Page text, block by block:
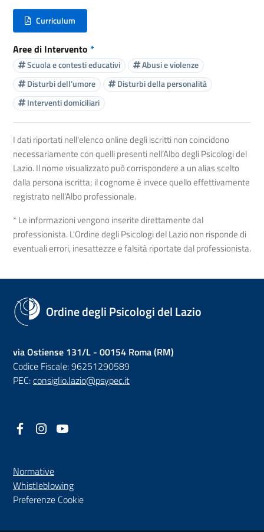
Curriculum
(nuova scheda - new tab)
Aree di Intervento *
Scuola e contesti educativi
Abusi e violenze
Disturbi dell'umore
Disturbi della personalità
Interventi domiciliari
I dati riportati nell'elenco online degli iscritti non coincidono
necessariamente con quelli presenti nell’Albo degli Psicologi del
Lazio. Il nome visualizzato può corrispondere a un alias scelto
dalla persona iscritta; il cognome è invece quello effettivamente
registrato nell’Albo professionale.
* Le informazioni vengono inserite direttamente dal
professionista. L'Ordine degli Psicologi del Lazio non risponde di
eventuali errori, inesattezze e falsità riportate dal professionista.
Ordine degli Psicologi del Lazio
via Ostiense 131/L - 00154 Roma (RM)
Codice Fiscale: 96251290589
PEC:consiglio.lazio@psypec.it
Facebook
(nuova scheda - new tab)
Instagram
(nuova scheda - new tab)
Normative
Whistleblowing(nuova scheda - new tab)
Preferenze Cookie